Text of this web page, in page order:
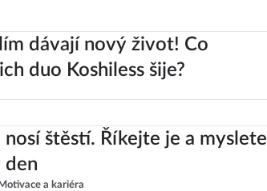
dávají nový život! Co
duo Koshiless šije?
štěstí. Říkejte je a myslete
den
Motivace a kariéra